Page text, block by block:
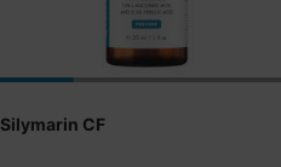
Silymarin CF